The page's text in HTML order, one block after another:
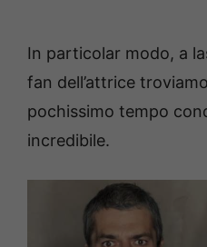
In particolar modo, a
fan dell’attrice
pochissimo tempo
incredibile.